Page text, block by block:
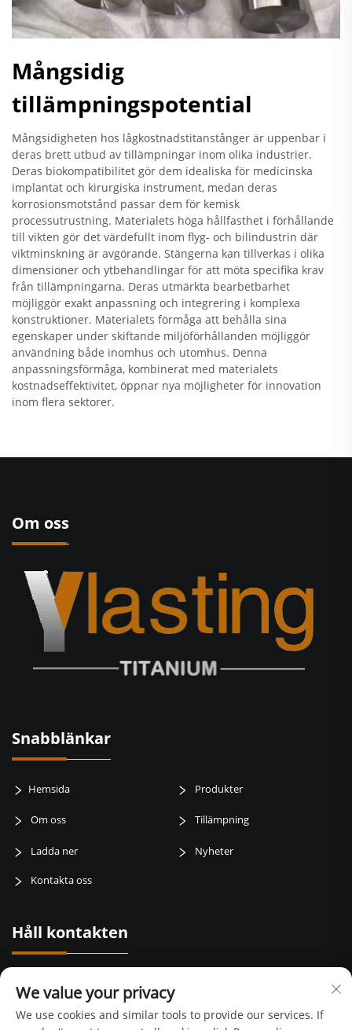
Mångsidig
tillämpningspotential
Mångsidigheten hos lågkostnadstitanstånger är uppenbar i
deras brett utbud av tillämpningar inom olika industrier.
Deras biokompatibilitet gör dem idealiska för medicinska
implantat och kirurgiska instrument, medan deras
korrosionsmotstånd passar dem för kemisk
processutrustning. Materialets höga hållfasthet i förhållande
till vikten gör det värdefullt inom flyg- och bilindustrin där
viktminskning är avgörande. Stängerna kan tillverkas i olika
dimensioner och ytbehandlingar för att möta specifika krav
från tillämpningarna. Deras utmärkta bearbetbarhet
möjliggör exakt anpassning och integrering i komplexa
konstruktioner. Materialets förmåga att behålla sina
egenskaper under skiftande miljöförhållanden möjliggör
användning både inomhus och utomhus. Denna
anpassningsförmåga, kombinerat med materialets
kostnadseffektivitet, öppnar nya möjligheter för innovation
inom flera sektorer.
Om oss
Snabblänkar
Hemsida Produkter
Om oss Tillämpning
Ladda ner Nyheter
Kontakta oss
Håll kontakten
+86-15129015168
We value your privacy
We use cookies and similar tools to provide our services. If